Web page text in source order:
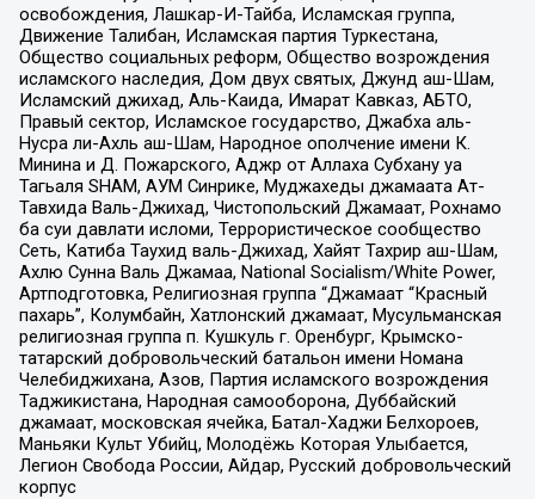
освобождения, Лашкар-И-Тайба, Исламская группа,
Движение Талибан, Исламская партия Туркестана,
Общество социальных реформ, Общество возрождения
исламского наследия, Дом двух святых, Джунд аш-Шам,
Исламский джихад, Аль-Каида, Имарат Кавказ, АБТО,
Правый сектор, Исламское государство, Джабха аль-
Нусра ли-Ахль аш-Шам, Народное ополчение имени К.
Минина и Д. Пожарского, Аджр от Аллаха Субхану уа
Тагьаля SHAM, АУМ Синрике, Муджахеды джамаата Ат-
Тавхида Валь-Джихад, Чистопольский Джамаат, Рохнамо
ба суи давлати исломи, Террористическое сообщество
Сеть, Катиба Таухид валь-Джихад, Хайят Тахрир аш-Шам,
Ахлю Сунна Валь Джамаа, National Socialism/White Power,
Артподготовка, Религиозная группа “Джамаат “Красный
пахарь”, Колумбайн, Хатлонский джамаат, Мусульманская
религиозная группа п. Кушкуль г. Оренбург, Крымско-
татарский добровольческий батальон имени Номана
Челебиджихана, Азов, Партия исламского возрождения
Таджикистана, Народная самооборона, Дуббайский
джамаат, московская ячейка, Батал-Хаджи Белхороев,
Маньяки Культ Убийц, Молодёжь Которая Улыбается,
Легион Свобода России, Айдар, Русский добровольческий
корпус